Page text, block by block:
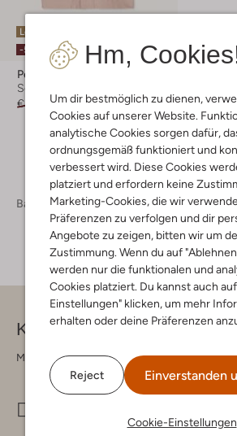
Hm,
Um dir bestmöglich zu dienen,
Cookies auf unserer Website.
analytische Cookies sorgen dafür,
ordnungsgemäß funktioniert und
verbessert wird. Diese Cookies
platziert und erfordern keine
Marketing-Cookies, die wir
Präferenzen zu verfolgen und dir
Angebote zu zeigen, bitten wir um
Zustimmung. Wenn du auf
werden nur die funktionalen und
Cookies platziert. Du kannst auch
Einstellungen" klicken, um mehr
erhalten oder deine Präferenzen
Reject Einverstanden
Cookie-Einstellungen
Letzter Artikel
-50%
Petit Bateau
Sommerjacken
€ 94,99 € 46,99
Baby Babybekleidung Jacken Baby
Kontakt
Montag - Freitag 09:00 - 17:00 uur